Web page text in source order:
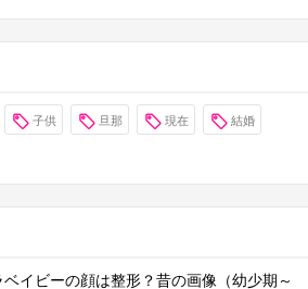
子供 旦那 現在 結婚
ベイビーの顔は整形？昔の画像（幼少期～